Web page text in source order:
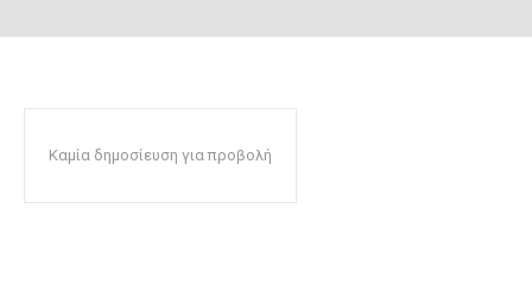
Καμία δημοσίευση για προβολή